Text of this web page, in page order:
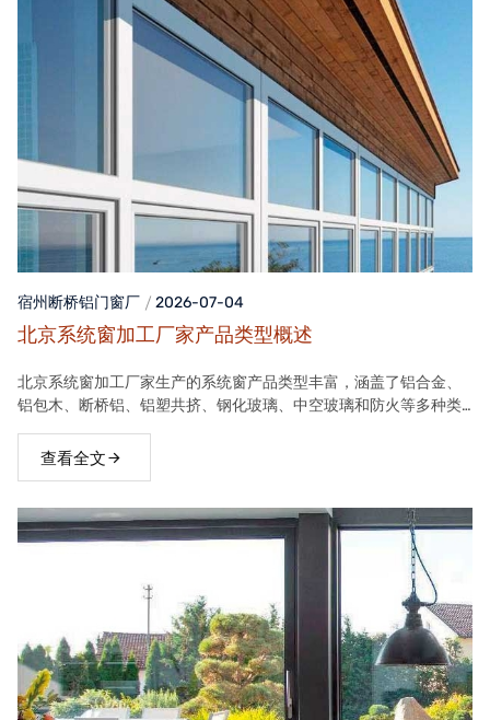
宿州断桥铝门窗厂 2026-07-04
北京系统窗加工厂家产品类型概述
北京系统窗加工厂家生产的系统窗产品类型丰富，涵盖了铝合金、
铝包木、断桥铝、铝塑共挤、钢化玻璃、中空玻璃和防火等多种类
满足不同客户的需求。
查看全文